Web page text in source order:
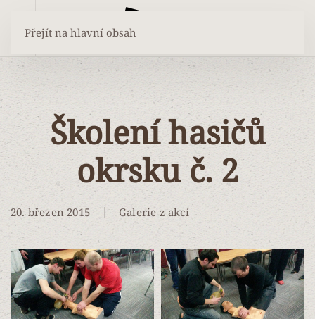
Přejít na hlavní obsah
Školení hasičů
okrsku č. 2
20. březen 2015 Galerie z akcí